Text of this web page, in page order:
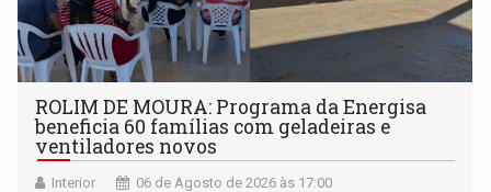
ROLIM DE MOURA: Programa da Energisa
beneficia 60 famílias com geladeiras e
ventiladores novos
Interior 06 de Agosto de 2026 às 17:00